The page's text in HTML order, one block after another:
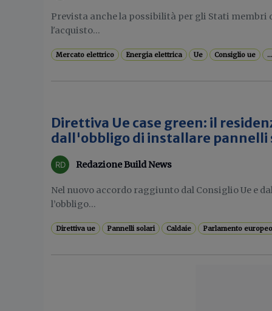
Prevista anche la possibilità per gli Stati membri
l'acquisto...
Mercato elettrico Energia elettrica Ue Consiglio ue
Direttiva Ue case green: il
dall'obbligo di installare pannelli
Redazione Build News
Nel nuovo accordo raggiunto dal Consiglio Ue e
l’obbligo...
Direttiva ue Pannelli solari Caldaie Parlamento